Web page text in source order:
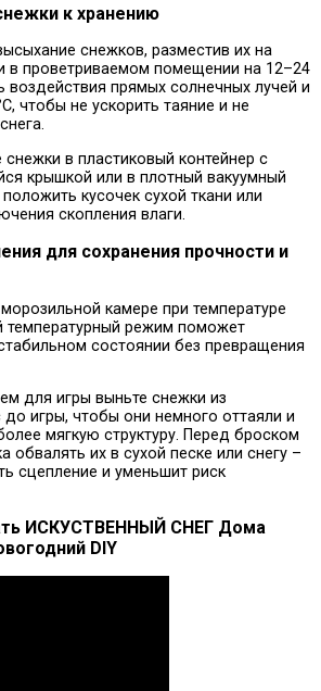
к хранению
снежков, разместив их на
в проветриваемом помещении на 12–24
воздействия прямых солнечных лучей и
чтобы не ускорить таяние и не
в пластиковый контейнер с
крышкой или в плотный вакуумный
кусочек сухой ткани или
скопления влаги.
для сохранения прочности и
камере при температуре
температурный режим поможет
состоянии без превращения
для игры выньте снежки из
до игры, чтобы они немного оттаяли и
мягкую структуру. Перед броском
обвалять их в сухой песке или снегу –
сцепление и уменьшит риск
ИСКУСТВЕННЫЙ СНЕГ Дома
DIY